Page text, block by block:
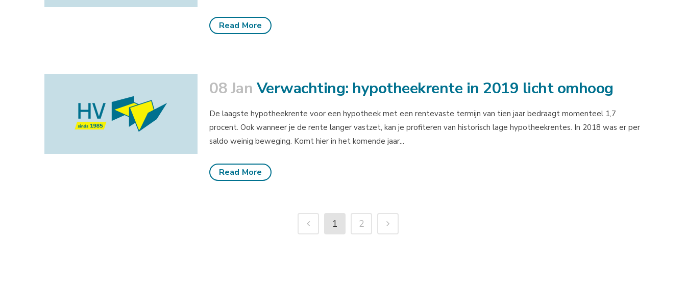
Read More
08 Jan Verwachting: hypotheekrente in 2019 licht omhoog
De laagste hypotheekrente voor een hypotheek met een rentevaste termijn van tien jaar bedraagt momenteel 1,7
procent. Ook wanneer je de rente langer vastzet, kan je profiteren van historisch lage hypotheekrentes. In 2018 was er per
saldo weinig beweging. Komt hier in het komende jaar...
Read More
1 2